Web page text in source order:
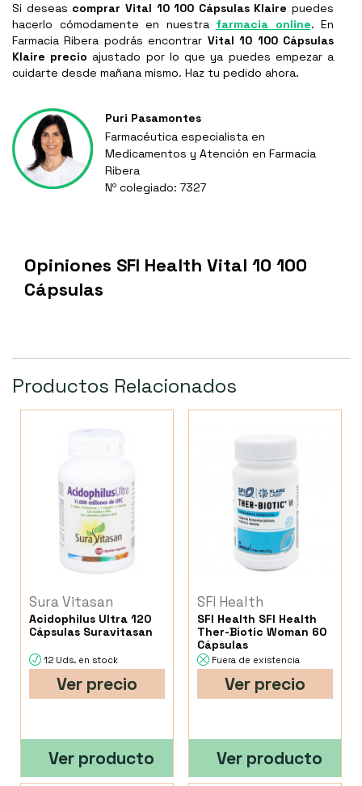
Si deseas comprar Vital 10 100 Cápsulas Klaire puedes
hacerlo cómodamente en nuestra farmacia online. En
Farmacia Ribera podrás encontrar Vital 10 100 Cápsulas
Klaire precio ajustado por lo que ya puedes empezar a
cuidarte desde mañana mismo. Haz tu pedido ahora.
Puri Pasamontes
Farmacéutica especialista en
Medicamentos y Atención en Farmacia
Ribera
Nº colegiado: 7327
Opiniones SFI Health Vital 10 100
Cápsulas
Productos Relacionados
Sura Vitasan
Acidophilus Ultra 120
Cápsulas Suravitasan
12 Uds. en stock
Ver precio
Ver producto
SFI Health
SFI Health SFI Health
Ther-Biotic Woman 60
Cápsulas
Fuera de existencia
Ver precio
Ver producto